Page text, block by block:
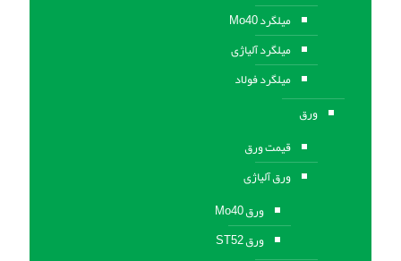
میلگرد Mo40
میلگرد آلیاژی
میلگرد فولاد
ورق
قیمت ورق
ورق آلیاژی
ورق Mo40
ورق ST52